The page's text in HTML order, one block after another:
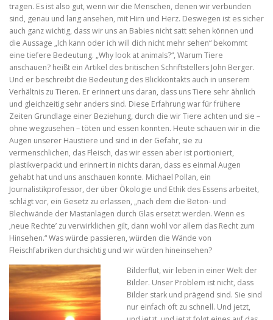
tragen. Es ist also gut, wenn wir die Menschen, denen wir verbunden
sind, genau und lang ansehen, mit Hirn und Herz. Deswegen ist es sicher
auch ganz wichtig, dass wir uns an Babies nicht satt sehen können und
die Aussage „Ich kann oder ich will dich nicht mehr sehen“ bekommt
eine tiefere Bedeutung. „Why look at animals?“, Warum Tiere
anschauen? heißt ein Artikel des britischen Schriftstellers John Berger.
Und er beschreibt die Bedeutung des Blickkontakts auch in unserem
Verhältnis zu Tieren. Er erinnert uns daran, dass uns Tiere sehr ähnlich
und gleichzeitig sehr anders sind. Diese Erfahrung war für frühere
Zeiten Grundlage einer Beziehung, durch die wir Tiere achten und sie –
ohne wegzusehen – töten und essen konnten. Heute schauen wir in die
Augen unserer Haustiere und sind in der Gefahr, sie zu
vermenschlichen, das Fleisch, das wir essen aber ist portioniert,
plastikverpackt und erinnert in nichts daran, dass es einmal Augen
gehabt hat und uns anschauen konnte. Michael Pollan, ein
Journalistikprofessor, der über Ökologie und Ethik des Essens arbeitet,
schlägt vor, ein Gesetz zu erlassen, „nach dem die Beton- und
Blechwände der Mastanlagen durch Glas ersetzt werden. Wenn es
‚neue Rechte’ zu verwirklichen gilt, dann wohl vor allem das Recht zum
Hinsehen.“ Was würde passieren, würden die Wände von
Fleischfabriken durchsichtig und wir würden hineinsehen?
Bilderflut, wir leben in einer Welt der
Bilder. Unser Problem ist nicht, dass
Bilder stark und prägend sind. Sie sind
nur einfach oft zu schnell. Und jetzt,